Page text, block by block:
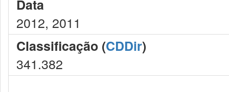
Data
2012, 2011
Classificação (CDDir)
341.382